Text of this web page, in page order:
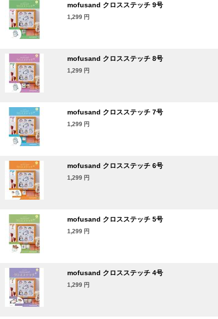
mofusand クロスステッチ 9号
1,299 円
mofusand クロスステッチ 8号
1,299 円
mofusand クロスステッチ 7号
1,299 円
mofusand クロスステッチ 6号
1,299 円
mofusand クロスステッチ 5号
1,299 円
mofusand クロスステッチ 4号
1,299 円